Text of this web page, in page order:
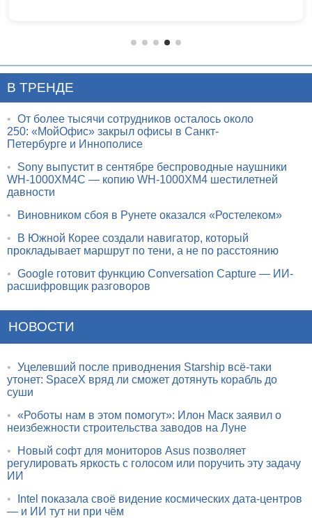
В ТРЕНДЕ
• От более тысячи сотрудников осталось около
250: «МойОфис» закрыл офисы в Санкт-
Петербурге и Иннополисе
•
Sony выпустит в сентябре беспроводные наушники
WH-1000XM4C — копию WH-1000XM4 шестилетней
давности
•
Виновником сбоя в Рунете оказался «Ростелеком»
•
В Южной Корее создали навигатор, который
прокладывает маршрут по тени, а не по расстоянию
• Google готовит функцию Conversation Capture — ИИ-
расшифровщик разговоров
НОВОСТИ
• Уцелевший после приводнения Starship всё-таки
утонет: SpaceX вряд ли сможет дотянуть корабль до
суши
• «Роботы нам в этом помогут»: Илон Маск заявил о
неизбежности строительства заводов на Луне
•
Новый софт для мониторов Asus позволяет
регулировать яркость с голосом или поручить эту задачу
ИИ
•
Intel показала своё видение космических дата-центров
— и ИИ тут ни при чём